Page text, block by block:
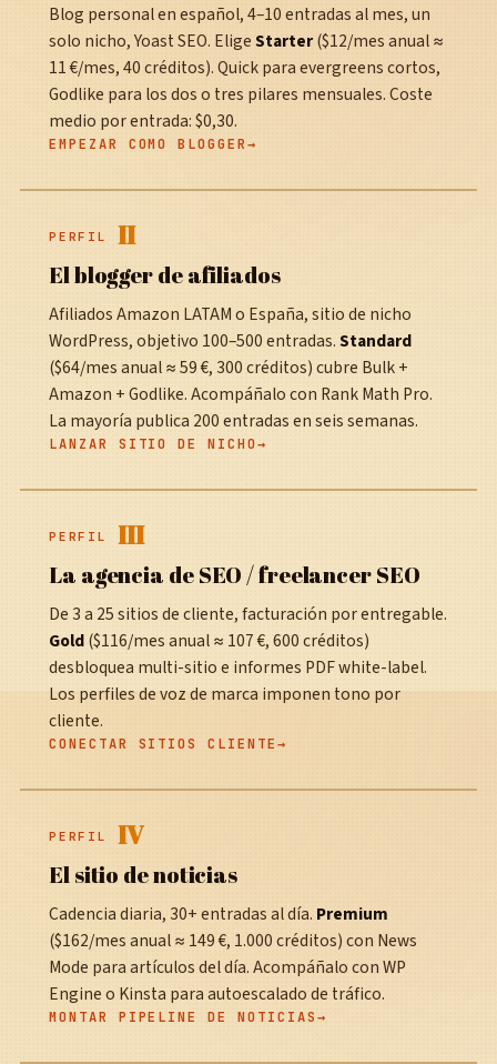
Blog personal en español, 4–10 entradas al mes, un
solo nicho, Yoast SEO. EligeStarter($12/mes anual ≈
11 €/mes, 40 créditos). Quick para evergreens cortos,
Godlike para los dos o tres pilares mensuales. Coste
medio por entrada: $0,30.
EMPEZAR COMO BLOGGER
PERFIL II
El blogger de afiliados
Afiliados Amazon LATAM o España, sitio de nicho
WordPress, objetivo 100–500 entradas.Standard
($64/mes anual ≈ 59 €, 300 créditos) cubre Bulk +
Amazon + Godlike. Acompáñalo con Rank Math Pro.
La mayoría publica 200 entradas en seis semanas.
LANZAR SITIO DE NICHO
PERFIL III
La agencia de SEO / freelancer SEO
De 3 a 25 sitios de cliente, facturación por entregable.
Gold($116/mes anual ≈ 107 €, 600 créditos)
desbloquea multi-sitio e informes PDF white-label.
Los perfiles de voz de marca imponen tono por
cliente.
CONECTAR SITIOS CLIENTE
PERFIL IV
El sitio de noticias
Cadencia diaria, 30+ entradas al día. Premium
($162/mes anual ≈ 149 €, 1.000 créditos) con News
Mode para artículos del día. Acompáñalo con WP
Engine o Kinsta para autoescalado de tráfico.
MONTAR PIPELINE DE NOTICIAS